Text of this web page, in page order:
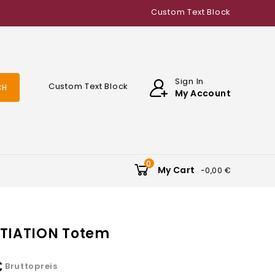
Custom Text Block
Sign In
My Account
Custom Text Block
0
My Cart -0,00 €
Totem
Bruttopreis